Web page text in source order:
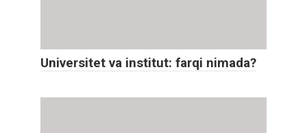
Universitet va institut: farqi nimada?